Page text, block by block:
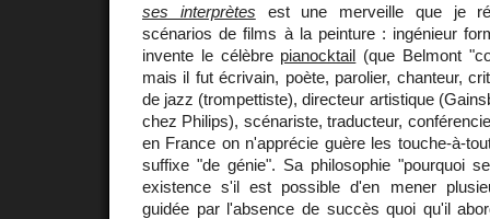
ses interprètes est une merveille que je
scénarios de films à la peinture : ingénieur
invente le célèbre pianocktail (que Belmont
mais il fut écrivain, poète, parolier, chanteur,
de jazz (trompettiste), directeur artistique
chez Philips), scénariste, traducteur,
en France on n'apprécie guère les touche-à-
suffixe "de génie". Sa philosophie "pourquoi
existence s'il est possible d'en mener
guidée par l'absence de succès quoi qu'il